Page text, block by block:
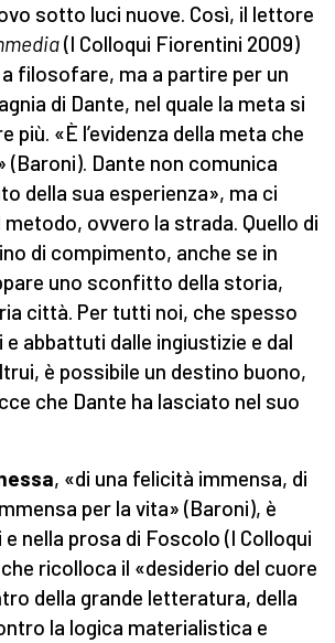
sotto luci nuove. Così, il lettore
(I Colloqui Fiorentini 2009)
filosofare, ma a partire per un
di Dante, nel quale la meta si
più. «È l’evidenza della meta che
(Baroni). Dante non comunica
della sua esperienza», ma ci
metodo, ovvero la strada. Quello di
di compimento, anche se in
uno sconfitto della storia,
città. Per tutti noi, che spesso
abbattuti dalle ingiustizie e dal
è possibile un destino buono,
che Dante ha lasciato nel suo
, «di una felicità immensa, di
per la vita» (Baroni), è
nella prosa di Foscolo (I Colloqui
ricolloca il «desiderio del cuore
della grande letteratura, della
la logica materialistica e